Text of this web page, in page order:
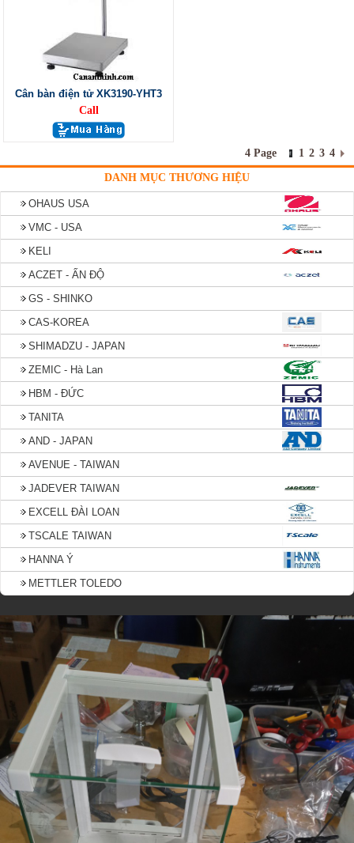
Cân bàn điện tử XK3190-YHT3
Call
4 Page 1 2 3 4
DANH MỤC THƯƠNG HIỆU
OHAUS USA
VMC - USA
KELI
ACZET - ẤN ĐỘ
GS - SHINKO
CAS-KOREA
SHIMADZU - JAPAN
ZEMIC - Hà Lan
HBM - ĐỨC
TANITA
AND - JAPAN
AVENUE - TAIWAN
JADEVER TAIWAN
EXCELL ĐÀI LOAN
TSCALE TAIWAN
HANNA Ý
METTLER TOLEDO